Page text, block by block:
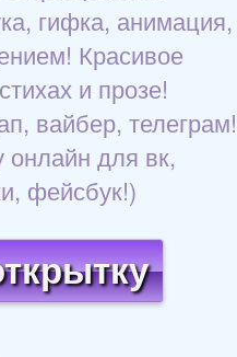
гифка, анимация,
Красивое
и прозе!
вайбер, телеграм!
онлайн для вк,
фейсбук!)